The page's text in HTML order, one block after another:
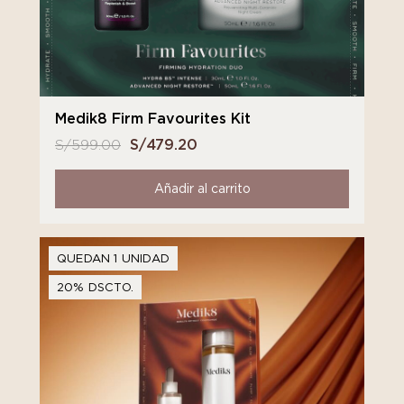
Medik8 Firm Favourites Kit
S/599.00 El
precio
original
era:
S/479.20
precio
actual
es:
Añadir al carrito
QUEDAN 1 UNIDAD
20% DSCTO.